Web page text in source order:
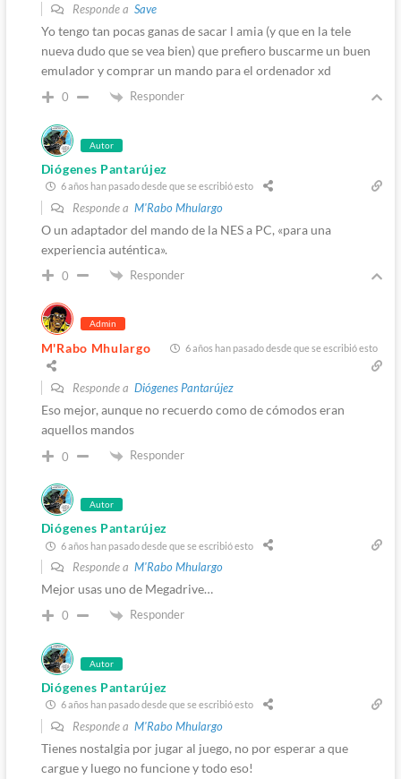
Responde a Save
Yo tengo tan pocas ganas de sacar l amia (y que en la tele
nueva dudo que se vea bien) que prefiero buscarme un buen
emulador y comprar un mando para el ordenador xd
0 Responder
Autor
Diógenes Pantarújez
6 años han pasado desde que se escribió esto
Responde a M'Rabo Mhulargo
O un adaptador del mando de la NES a PC, «para una
experiencia auténtica».
0 Responder
Admin
M'Rabo Mhulargo 6 años han pasado desde que se escribió esto
Responde a Diógenes Pantarújez
Eso mejor, aunque no recuerdo como de cómodos eran
aquellos mandos
0 Responder
Autor
Diógenes Pantarújez
6 años han pasado desde que se escribió esto
Responde a M'Rabo Mhulargo
Mejor usas uno de Megadrive…
0 Responder
Autor
Diógenes Pantarújez
6 años han pasado desde que se escribió esto
Responde a M'Rabo Mhulargo
Tienes nostalgia por jugar al juego, no por esperar a que
cargue y luego no funcione y todo eso!